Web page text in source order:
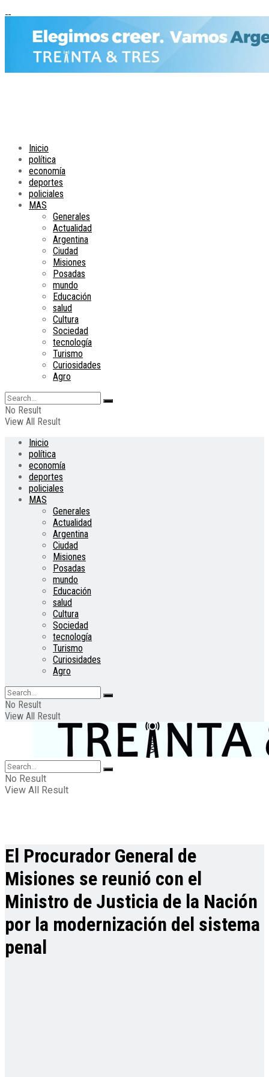
Inicio
política
economía
deportes
policiales
MAS
Generales
Actualidad
Argentina
Ciudad
Misiones
Posadas
mundo
Educación
salud
Cultura
Sociedad
tecnología
Turismo
Curiosidades
Agro
No Result
View All Result
Inicio
política
economía
deportes
policiales
MAS
Generales
Actualidad
Argentina
Ciudad
Misiones
Posadas
mundo
Educación
salud
Cultura
Sociedad
tecnología
Turismo
Curiosidades
Agro
No Result
View All Result
No Result
View All Result
El Procurador General de
Misiones se reunió con el
Ministro de Justicia de la Nación
por la modernización del sistema
penal